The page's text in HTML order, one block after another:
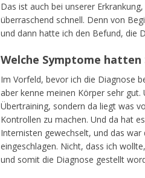
Das ist auch bei unserer
überraschend schnell. Denn von
und dann hatte ich den Befund, die
Welche Symptome hatten
Im Vorfeld, bevor ich die Diagnose
aber kenne meinen Körper sehr
Übertraining, sondern da liegt was
Kontrollen zu machen. Und da hat
Internisten gewechselt, und das
eingeschlagen. Nicht, dass ich
und somit die Diagnose gestellt